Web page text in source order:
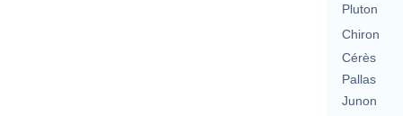
Pluton
Chiron
Cérès
Pallas
Junon